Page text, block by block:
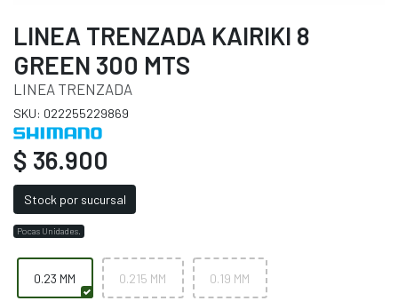
LINEA TRENZADA KAIRIKI 8
GREEN 300 MTS
LINEA TRENZADA
SKU: 022255229869
$ 36.900
Stock por sucursal
Pocas Unidades.
0.23 MM 0.215 MM 0.19 MM